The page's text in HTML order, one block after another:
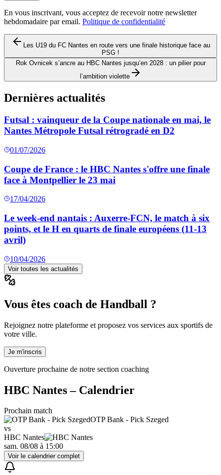
En vous inscrivant, vous acceptez de recevoir notre newsletter
hebdomadaire par email. Politique de confidentialité
Les U19 du FC Nantes en route vers une finale historique face au
PSG !
Rok Ovnicek s’ancre au HBC Nantes jusqu’en 2028 : un pilier pour
l’ambition violette
Dernières actualités
Futsal : vainqueur de la Coupe nationale en mai, le
Nantes Métropole Futsal rétrogradé en D2
01/07/2026
Coupe de France : le HBC Nantes s'offre une finale
face à Montpellier le 23 mai
17/04/2026
Le week-end nantais : Auxerre-FCN, le match à six
points, et le H en quarts de finale européens (11-13
avril)
10/04/2026
Voir toutes les actualités
Vous êtes coach de Handball ?
Rejoignez notre plateforme et proposez vos services aux sportifs de
votre ville.
Je m'inscris
Ouverture prochaine de notre section coaching
HBC Nantes– Calendrier
Prochain match
OTP Bank - Pick Szeged
vs
HBC Nantes
sam. 08/08 à 15:00
Voir le calendrier complet